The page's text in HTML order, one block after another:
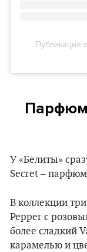
Публикация
У «Белиты»
Secret –
В коллекции
Pepper с
более сладкий
карамелью и